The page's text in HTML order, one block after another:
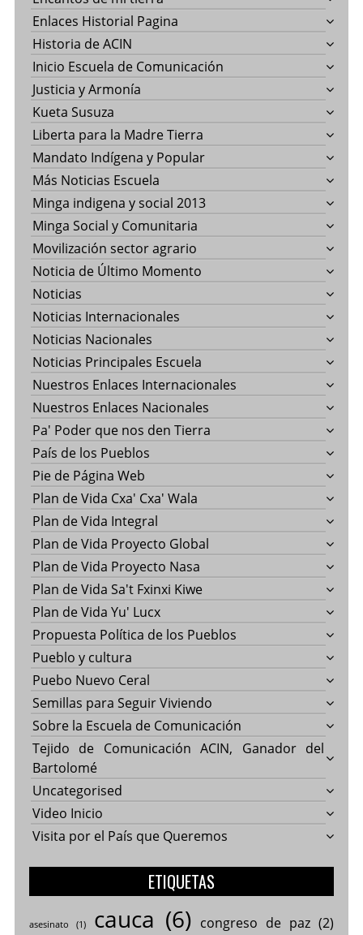
Enlaces Historial Pagina
Historia de ACIN
Inicio Escuela de Comunicación
Justicia y Armonía
Kueta Susuza
Liberta para la Madre Tierra
Mandato Indígena y Popular
Más Noticias Escuela
Minga indigena y social 2013
Minga Social y Comunitaria
Movilización sector agrario
Noticia de Último Momento
Noticias
Noticias Internacionales
Noticias Nacionales
Noticias Principales Escuela
Nuestros Enlaces Internacionales
Nuestros Enlaces Nacionales
Pa' Poder que nos den Tierra
País de los Pueblos
Pie de Página Web
Plan de Vida Cxa' Cxa' Wala
Plan de Vida Integral
Plan de Vida Proyecto Global
Plan de Vida Proyecto Nasa
Plan de Vida Sa't Fxinxi Kiwe
Plan de Vida Yu' Lucx
Propuesta Política de los Pueblos
Pueblo y cultura
Puebo Nuevo Ceral
Semillas para Seguir Viviendo
Sobre la Escuela de Comunicación
Tejido de Comunicación ACIN, Ganador del
Bartolomé
Uncategorised
Video Inicio
Visita por el País que Queremos
ETIQUETAS
asesinato (1) cauca (6) congreso de paz(2)